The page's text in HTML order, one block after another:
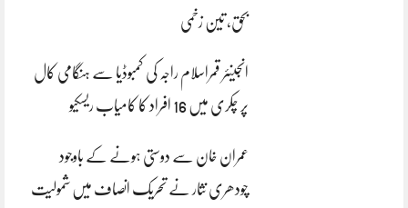
بحق، تین زخمی
انجینئر قمراسلام راجہ کی کمبوڈیا سے ہنگامی کال
پر چکری میں 16 افراد کا کامیاب ریسکیو
عمران خان سے دوستی ہونے کے باوجود
چودھری نثار نے تحریک انصاف میں شمولیت